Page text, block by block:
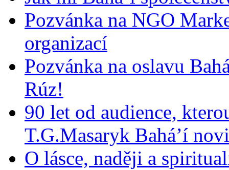
Pozvánka na NGO
organizací
Pozvánka na oslavu
Rúz!
90 let od audience,
T.G.Masaryk Bahá’í
O lásce, naději a